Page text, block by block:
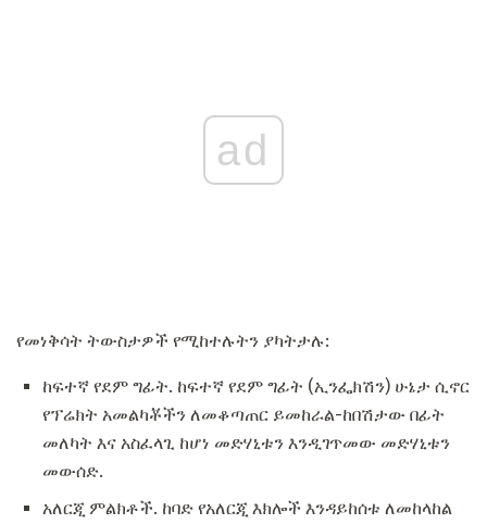
ad
የመነቅሳት ትውስታዎች የሚከተሉትን ያካትታሉ:
ከፍተኛ የደም ግፊት. ከፍተኛ የደም ግፊት (ኢንፌክሽን) ሁኔታ ሲኖር
የፕሬክት አመልካቾችን ለመቆጣጠር ይመከራል-ከበሽታው በፊት
መለካት እና አስፈላጊ ከሆነ መድሃኒቱን እንዲገጥመው መድሃኒቱን
መውሰድ.
አለርጂ ምልክቶች. ከባድ የአለርጂ እክሎች እንዳይከሰቱ ለመከላከል